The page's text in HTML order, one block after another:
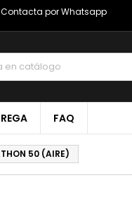
Contacta por Whatsapp
FAQ
50 (AIRE)